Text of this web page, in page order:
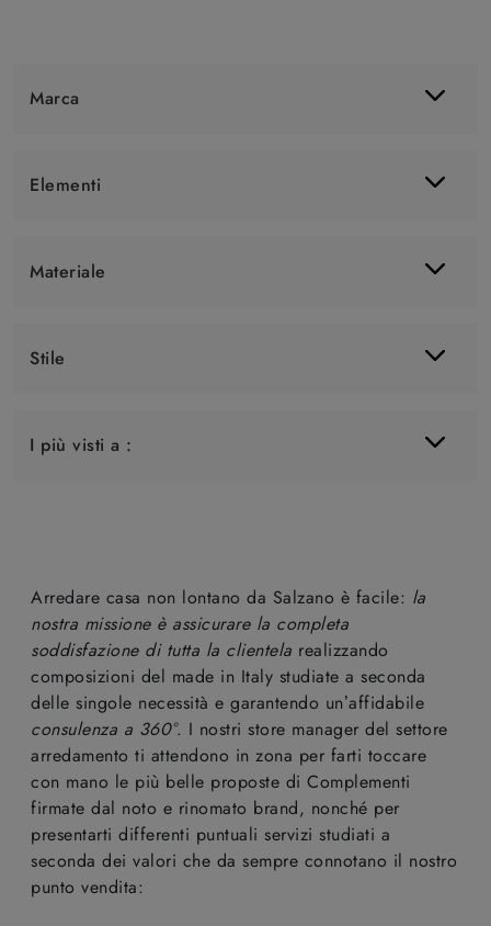
Marca
Elementi
Materiale
Stile
I più visti a :
Arredare casa non lontano da Salzano è facile: la
nostra missione è assicurare la completa
soddisfazione di tutta la clientela realizzando
composizioni del made in Italy studiate a seconda
delle singole necessità e garantendo un’affidabile
consulenza a 360°. I nostri store manager del settore
arredamento ti attendono in zona per farti toccare
con mano le più belle proposte di Complementi
firmate dal noto e rinomato brand, nonché per
presentarti differenti puntuali servizi studiati a
seconda dei valori che da sempre connotano il nostro
punto vendita: